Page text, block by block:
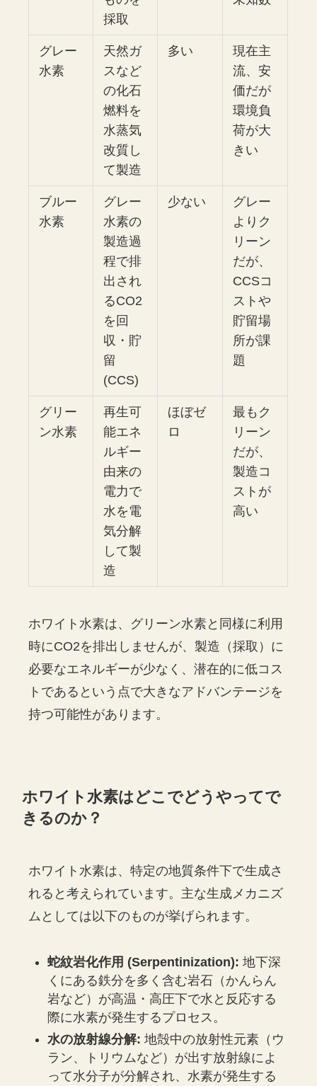
採取
グレー
水素
天然ガ
スなど
の化石
燃料を
水蒸気
改質し
て製造
多い
現在主
流、安
価だが
環境負
荷が大
きい
ブルー
水素
グレー
水素の
製造過
程で排
出され
るCO2
を回
収・貯
留
(CCS)
少ない
グレー
よりク
リーン
だが、
CCSコ
ストや
貯留場
所が課
題
グリー
ン水素
再生可
能エネ
ルギー
由来の
電力で
水を電
気分解
して製
造
ほぼゼ
ロ
最もク
リーン
だが、
製造コ
ストが
高い
ホワイト水素は、グリーン水素と同様に利用
時にCO2を排出しませんが、製造（採取）に
必要なエネルギーが少なく、潜在的に低コス
トであるという点で大きなアドバンテージを
持つ可能性があります。
ホワイト水素はどこでどうやってで
きるのか？
ホワイト水素は、特定の地質条件下で生成さ
れると考えられています。主な生成メカニズ
ムとしては以下のものが挙げられます。
蛇紋岩化作用 (Serpentinization): 地下深
くにある鉄分を多く含む岩石（かんらん
岩など）が高温・高圧下で水と反応する
際に水素が発生するプロセス。
水の放射線分解: 地殻中の放射性元素（ウ
ラン、トリウムなど）が出す放射線によ
って水分子が分解され、水素が発生する